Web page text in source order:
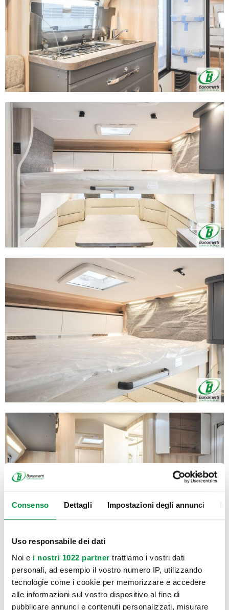
Consenso Dettagli Impostazioni degli annunci
Uso responsabile dei dati
Noi e i nostri 1022 partner trattiamo i vostri dati
personali, ad esempio il vostro numero IP, utilizzando
tecnologie come i cookie per memorizzare e accedere
alle informazioni sul vostro dispositivo al fine di
pubblicare annunci e contenuti personalizzati, misurare